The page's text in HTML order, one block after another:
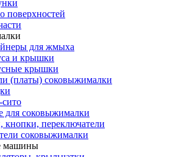
поверхностей
для жмыха
и крышки
крышки
(платы) соковыжималки
для соковыжималки
кнопки, переключатели
соковыжималки
машины